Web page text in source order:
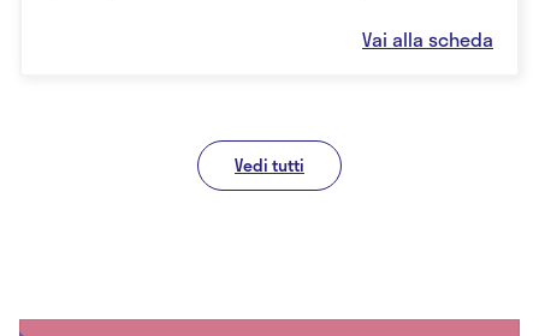
Vai alla scheda
Vedi tutti